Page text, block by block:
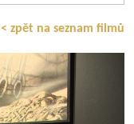
< zpět na seznam filmů